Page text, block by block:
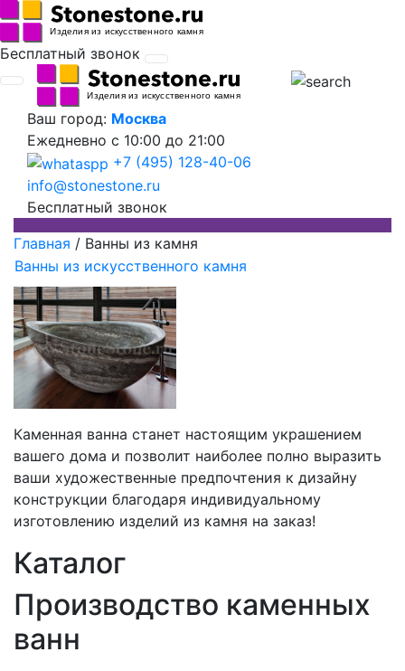
Бесплатный звонок
Ваш город: Москва
Ежедневно с 10:00 до 21:00
+7 (495) 128-40-06
info@stonestone.ru
Бесплатный звонок
Главная / Ванны из камня
Ванны из искусственного камня
Каменная ванна станет настоящим украшением
вашего дома и позволит наиболее полно выразить
ваши художественные предпочтения к дизайну
конструкции благодаря индивидуальному
изготовлению изделий из камня на заказ!
Каталог
Производство каменных
ванн